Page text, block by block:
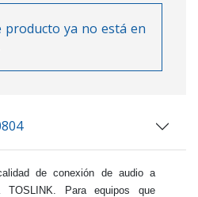
producto ya no está en
de conexión de audio a
Para equipos que